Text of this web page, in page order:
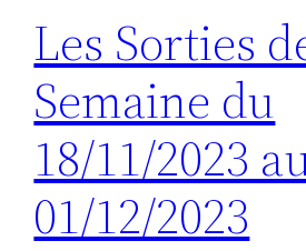
Les Sorties
Semaine du
18/11/2023
01/12/2023